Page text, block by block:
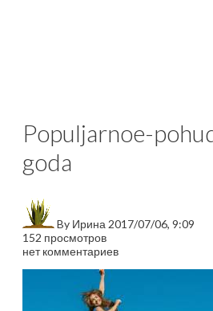
Populjarnoe-
goda
By Ирина 2017/07/06, 9:09
152 просмотров
нет комментариев